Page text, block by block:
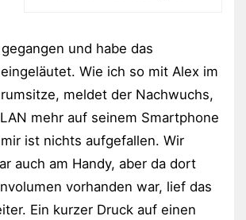
gegangen und habe das
Wie ich so mit Alex im
meldet der Nachwuchs,
mehr auf seinem Smartphone
ist nichts aufgefallen. Wir
auch am Handy, aber da dort
vorhanden war, lief das
Ein kurzer Druck auf einen